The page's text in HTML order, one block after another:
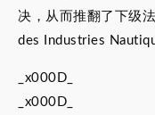
决，从而推翻了下级
des Industries
_x000D_
_x000D_